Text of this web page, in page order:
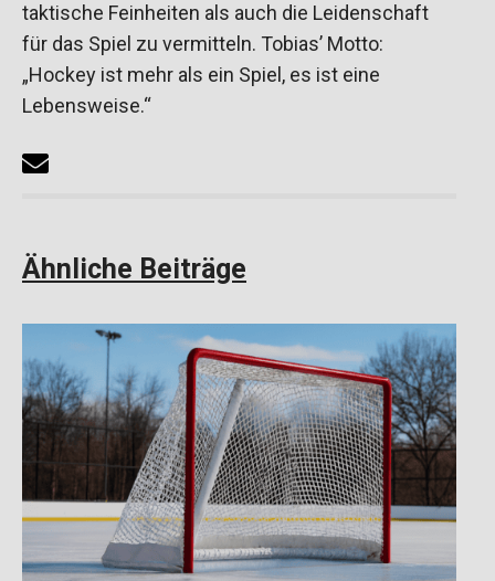
taktische Feinheiten als auch die Leidenschaft
für das Spiel zu vermitteln. Tobias’ Motto:
„Hockey ist mehr als ein Spiel, es ist eine
Lebensweise.“
Ähnliche Beiträge